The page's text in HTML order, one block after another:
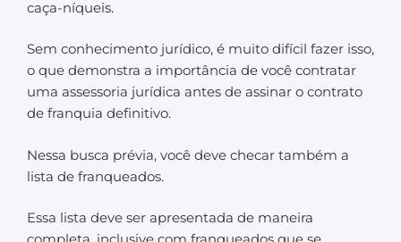
caça-níqueis.
Sem conhecimento jurídico, é muito difícil fazer isso,
o que demonstra a importância de você contratar
uma assessoria jurídica antes de assinar o contrato
de franquia definitivo.
Nessa busca prévia, você deve checar também a
lista de franqueados.
Essa lista deve ser apresentada de maneira